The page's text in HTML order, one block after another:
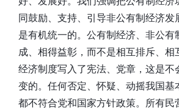
同鼓励、支持、引导非公有制经济
是有机统一的。公有制经济、非公有
成、相得益彰，而不是相互排斥、相
经济制度写入了宪法、党章，这是不
变的。任何否定、怀疑、动摇我国基
都不符合党和国家方针政策。所有民